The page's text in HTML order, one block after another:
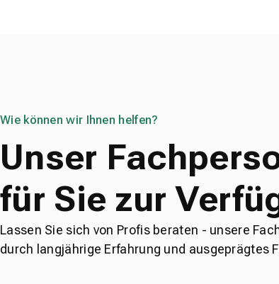
Wie können wir Ihnen helfen?
Unser
für Sie zur
Lassen Sie sich von Profis beraten - unsere
durch langjährige Erfahrung und ausgeprägtes